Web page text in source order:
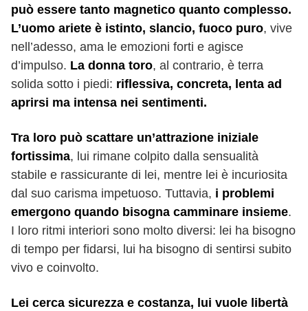
può essere tanto magnetico quanto complesso.
L’uomo ariete è istinto, slancio, fuoco puro, vive
nell’adesso, ama le emozioni forti e agisce
d’impulso. La donna toro, al contrario, è terra
solida sotto i piedi: riflessiva, concreta, lenta ad
aprirsi ma intensa nei sentimenti.
Tra loro può scattare un’attrazione iniziale
fortissima, lui rimane colpito dalla sensualità
stabile e rassicurante di lei, mentre lei è incuriosita
dal suo carisma impetuoso. Tuttavia, i problemi
emergono quando bisogna camminare insieme.
I loro ritmi interiori sono molto diversi: lei ha bisogno
di tempo per fidarsi, lui ha bisogno di sentirsi subito
vivo e coinvolto.
Lei cerca sicurezza e costanza, lui vuole libertà